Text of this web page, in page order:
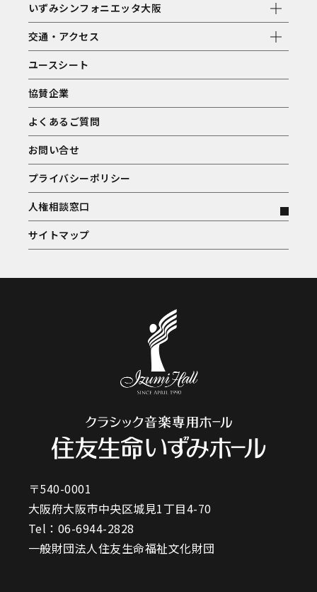
いずみシンフォニエッタ大阪
交通・アクセス
ユースシート
協賛企業
よくあるご質問
お問い合せ
プライバシーポリシー
人権相談窓口
サイトマップ
〒540-0001
大阪府大阪市中央区城見1丁目4-70
Tel： 06-6944-2828
一般財団法人住友生命福祉文化財団